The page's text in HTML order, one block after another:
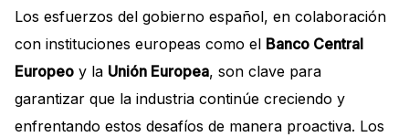
Los esfuerzos del gobierno español, en colaboración
con instituciones europeas como el Banco Central
Europeo y la Unión Europea, son clave para
garantizar que la industria continúe creciendo y
enfrentando estos desafíos de manera proactiva. Los